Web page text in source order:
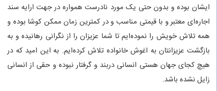
ایشان بوده و بدون حتی یک مورد نادرست همواره در جهت ارایه سند
اجاره‌ای معتبر و با قیمتی مناسب و در کمترین زمان ممکن کوشا بوده و
همه تلاش خویش را نموده‌ایم تا شما عزیزان را از نگرانی رهانیده و به
بازگشت عزیزانتان به اغوش خانواده تلاش کرده‌ایم. به این امید که در
هیچ کجای جهان هستی انسانی دربند و گرفتار نبوده و حقی از انسانی
زایل نشده باشد.